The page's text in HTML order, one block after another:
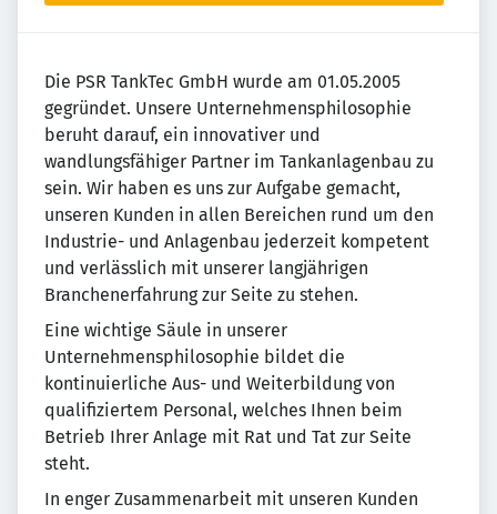
Die PSR TankTec GmbH wurde am 01.05.2005
gegründet. Unsere Unternehmensphilosophie
beruht darauf, ein innovativer und
wandlungsfähiger Partner im Tankanlagenbau zu
sein. Wir haben es uns zur Aufgabe gemacht,
unseren Kunden in allen Bereichen rund um den
Industrie- und Anlagenbau jederzeit kompetent
und verlässlich mit unserer langjährigen
Branchenerfahrung zur Seite zu stehen.
Eine wichtige Säule in unserer
Unternehmensphilosophie bildet die
kontinuierliche Aus- und Weiterbildung von
qualifiziertem Personal, welches Ihnen beim
Betrieb Ihrer Anlage mit Rat und Tat zur Seite
steht.
In enger Zusammenarbeit mit unseren Kunden